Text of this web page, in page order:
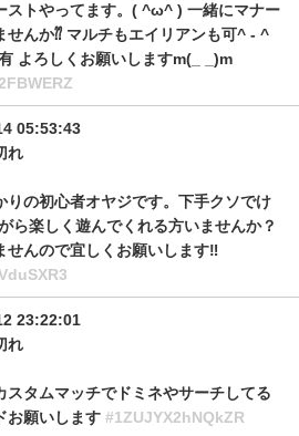
ストやってます。( ^ω^ ) 一緒にマナー
せんか⁇ マルチもエイリアンも可^ - ^
よろしくお願いしますm(_ _)m
05:53:43
れ
りの初心者オヤジです。下手クソでけ
ら楽しく遊んでくれる方いませんか？
せんので宜しくお願いします‼️
23:22:01
れ
スタムマッチでドミネやサーチしてる
お願いします #1ZUJYX2hNQkZR